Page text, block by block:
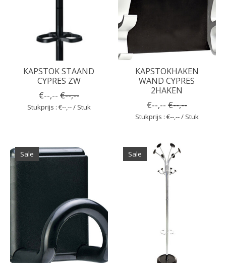
KAPSTOK STAAND
CYPRES ZW
€--,-- €--,--
Stukprijs : €--,-- / Stuk
KAPSTOKHAKEN
WAND CYPRES
2HAKEN
€--,-- €--,--
Stukprijs : €--,-- / Stuk
Sale Sale